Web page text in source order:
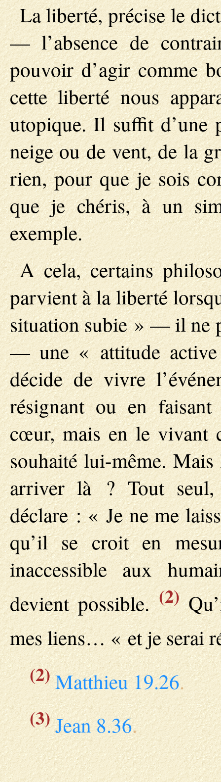
La liberté, précise le
— l’absence de
pouvoir d’agir comme
cette liberté nous
utopique. Il suffit d’une
neige ou de vent, de la
rien, pour que je sois
que je chéris, à un
exemple.
A cela, certains
parvient à la liberté
situation subie » — il ne
— une « attitude active
décide de vivre
résignant ou en
cœur, mais en le vivant
souhaité lui-même.
arriver là ? Tout
déclare : « Je ne me
qu’il se croit en
inaccessible aux
devient possible.(2)
mes liens… « et je serai
(2)Matthieu 19.26.
(3)Jean 8.36.